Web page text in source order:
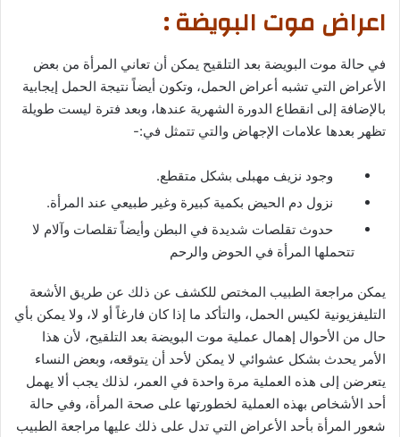
اعراض موت البويضة :
في حالة موت البويضة بعد التلقيح يمكن أن تعاني المرأة من بعض
الأعراض التي تشبه أعراض الحمل، وتكون أيضاً نتيجة الحمل إيجابية
بالإضافة إلى انقطاع الدورة الشهرية عندها، وبعد فترة ليست طويلة
تظهر بعدها علامات الإجهاض والتي تتمثل في:-
وجود نزيف مهبلى بشكل متقطع.
نزول دم الحيض بكمية كبيرة وغير طبيعي عند المرأة.
حدوث تقلصات شديدة في البطن وأيضاً تقلصات وآلام لا
تتحملها المرأة في الحوض والرحم
يمكن مراجعة الطبيب المختص للكشف عن ذلك عن طريق الأشعة
التليفزيونية لكيس الحمل، والتأكد ما إذا كان فارغاً أو لا، ولا يمكن بأي
حال من الأحوال إهمال عملية موت البويضة بعد التلقيح، لأن هذا
الأمر يحدث بشكل عشوائي لا يمكن لأحد أن يتوقعه، وبعض النساء
يتعرضن إلى هذه العملية مرة واحدة في العمر، لذلك يجب ألا يهمل
أحد الأشخاص بهذه العملية لخطورتها على صحة المرأة، وفي حالة
شعور المرأة بأحد الأعراض التي تدل على ذلك عليها مراجعة الطبيب